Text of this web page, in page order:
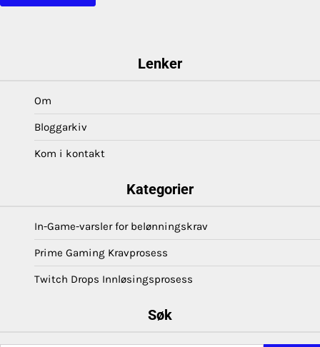
Lenker
Om
Bloggarkiv
Kom i kontakt
Kategorier
In-Game-varsler for belønningskrav
Prime Gaming Kravprosess
Twitch Drops Innløsingsprosess
Søk